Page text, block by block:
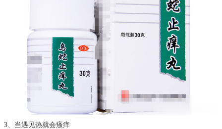
3、当遇见热就会瘙痒